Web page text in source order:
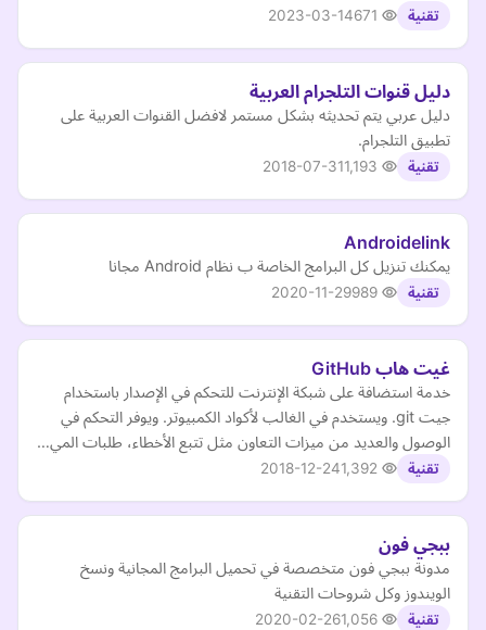
تقنية 2023-03-14
دليل قنوات التلجرام العربية
دليل عربي يتم تحديثه بشكل مستمر لافضل القنوات العربية على
تطبيق التلجرام.
تقنية 2018-07-31
Androidelink
يمكنك تنزيل كل البرامج الخاصة ب نظام Android مجانا
تقنية 2020-11-29
غيت هاب GitHub
خدمة استضافة على شبكة الإنترنت للتحكم في الإصدار باستخدام
جيت git. ويستخدم في الغالب لأكواد الكمبيوتر. ويوفر التحكم في
الوصول والعديد من ميزات التعاون مثل تتبع الأخطاء، طلبات المي…
تقنية 2018-12-24
ببجي فون
مدونة ببجي فون متخصصة في تحميل البرامج المجانية ونسخ
الويندوز وكل شروحات التقنية
تقنية 2020-02-26